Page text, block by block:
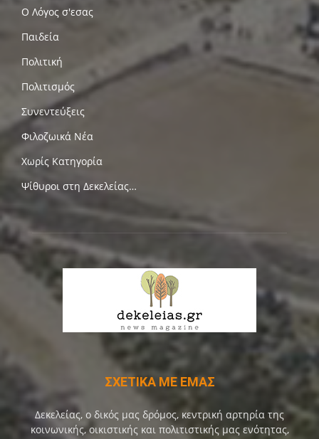
Ο Λόγος σ'εσας
Παιδεία
Πολιτική
Πολιτισμός
Συνεντεύξεις
Φιλοζωικά Νέα
Χωρίς Κατηγορία
Ψίθυροι στη Δεκελείας…
ΣΧΕΤΙΚΑ ΜΕ ΕΜΑΣ
Δεκελείας, ο δικός μας δρόμος, κεντρική αρτηρία της
κοινωνικής, οικιστικής και πολιτιστικής μας ενότητας,